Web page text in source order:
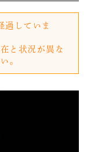
過していま
と状況が異な
。